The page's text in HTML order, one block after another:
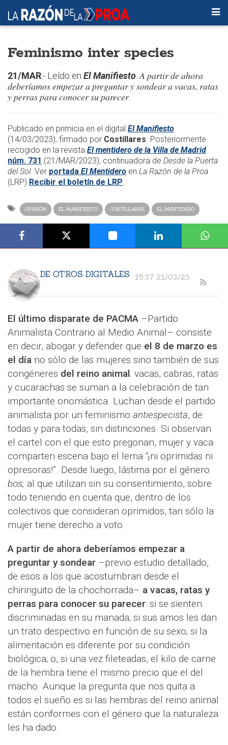
Feminismo inter species
21/MAR.- Leído en El Manifiesto A partir de ahora
deberíamos empezar a preguntar y sondear a vacas, ratas
y perras para conocer su parecer.
​​​Publicado en primicia en el digital El Manifiesto
(14/03/2023), firmado por Costillares. Posteriormente
recogido en la revista El mentidero de la Villa de Madrid
núm. 731 (21/MAR/2023), continuadora de Desde la Puerta
del Sol. Ver portada El Mentidero en La Razón de la Proa
(LRP) Recibir el boletín de LRP.​
OPINIÓN EL MANIFIESTO COSTILLARES EL MENTIDERO
DE OTROS DIGITALES 15:37 21/03/23
El último disparate de PACMA –Partido
Animalista Contrario al Medio Animal– consiste
en decir, abogar y defender que el 8 de marzo es
el día no sólo de las mujeres sino también de sus
congéneres del reino animal: vacas, cabras, ratas
y cucarachas se suman a la celebración de tan
importante onomástica. Luchan desde el partido
animalista por un feminismo antiespecista, de
todas y para todas, sin distinciones. Si observan
el cartel con el que esto pregonan, mujer y vaca
comparten escena bajo el lema “¡ni oprimidas ni
opresoras!”. Desde luego, lástima por el género
bos, al que utilizan sin su consentimiento, sobre
todo teniendo en cuenta que, dentro de los
colectivos que consideran oprimidos, tan sólo la
mujer tiene derecho a voto.
A partir de ahora deberíamos empezar a
preguntar y sondear –previo estudio detallado,
de esos a los que acostumbran desde el
chiringuito de la chochorrada– a vacas, ratas y
perras para conocer su parecer: si se sienten
discriminadas en su manada; si sus amos les dan
un trato despectivo en función de su sexo; si la
alimentación es diferente por su condición
biológica; o, si una vez fileteadas, el kilo de carne
de la hembra tiene el mismo precio que el del
macho. Aunque la pregunta que nos quita a
todos el sueño es si las hembras del reino animal
están conformes con el género que la naturaleza
les ha dado.